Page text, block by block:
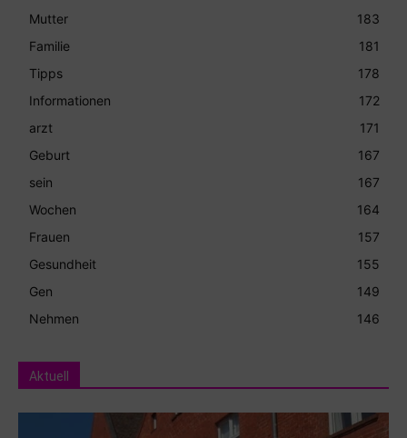
Mutter
183
Familie
181
Tipps
178
Informationen
172
arzt
171
Geburt
167
sein
167
Wochen
164
Frauen
157
Gesundheit
155
Gen
149
Nehmen
146
Aktuell